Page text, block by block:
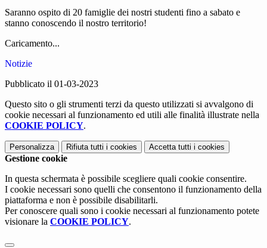
Saranno ospito di 20 famiglie dei nostri studenti fino a sabato e
stanno conoscendo il nostro territorio!
Caricamento...
Notizie
Pubblicato il 01-03-2023
Questo sito o gli strumenti terzi da questo utilizzati si avvalgono di
cookie necessari al funzionamento ed utili alle finalità illustrate nella
COOKIE POLICY.
Personalizza Rifiuta tutti i cookies Accetta tutti i cookies
Gestione cookie
In questa schermata è possibile scegliere quali cookie consentire.
I cookie necessari sono quelli che consentono il funzionamento della
piattaforma e non è possibile disabilitarli.
Per conoscere quali sono i cookie necessari al funzionamento potete
visionare la COOKIE POLICY.